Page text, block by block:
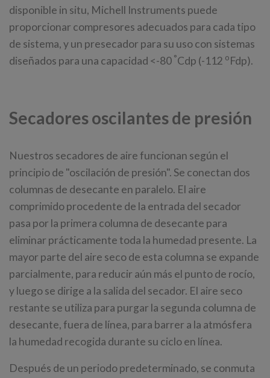
disponible in situ, Michell Instruments puede
proporcionar compresores adecuados para cada tipo
de sistema, y un presecador para su uso con sistemas
diseñados para una capacidad <-80 °Cdp (-112 oFdp).
Secadores oscilantes de presión
Nuestros secadores de aire funcionan según el
principio de "oscilación de presión". Se conectan dos
columnas de desecante en paralelo. El aire
comprimido procedente de la entrada del secador
pasa por la primera columna de desecante para
eliminar prácticamente toda la humedad presente. La
mayor parte del aire seco de esta columna se expande
parcialmente, para reducir aún más el punto de rocío,
y luego se dirige a la salida del secador. El aire seco
restante se utiliza para purgar la segunda columna de
desecante, fuera de línea, para barrer a la atmósfera
la humedad recogida durante su ciclo en línea.
Después de un periodo predeterminado, se conmuta